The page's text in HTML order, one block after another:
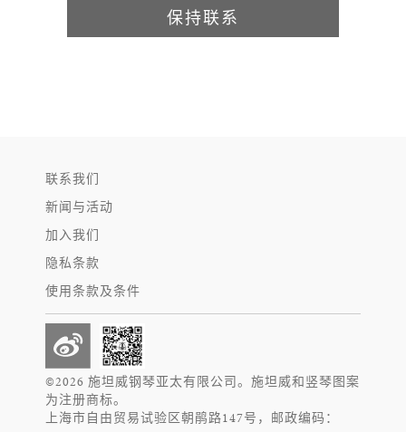
保持联系
联系我们
新闻与活动
加入我们
隐私条款
使用条款及条件
©2026 施坦威钢琴亚太有限公司。施坦威和竖琴图案
为注册商标。
上海市自由贸易试验区朝鹃路147号，邮政编码：